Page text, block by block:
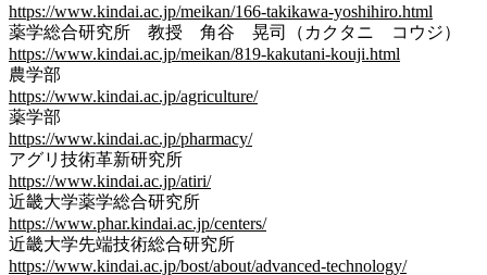
https://www.kindai.ac.jp/meikan/166-takikawa-yoshihiro.html
薬学総合研究所 教授 角谷 晃司（カクタニ コウジ）
https://www.kindai.ac.jp/meikan/819-kakutani-kouji.html
農学部
https://www.kindai.ac.jp/agriculture/
薬学部
https://www.kindai.ac.jp/pharmacy/
アグリ技術革新研究所
https://www.kindai.ac.jp/atiri/
近畿大学薬学総合研究所
https://www.phar.kindai.ac.jp/centers/
近畿大学先端技術総合研究所
https://www.kindai.ac.jp/bost/about/advanced-technology/